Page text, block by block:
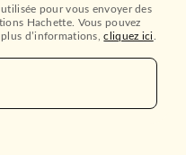
pour vous envoyer des
Hachette. Vous pouvez
d’informations,cliquez ici